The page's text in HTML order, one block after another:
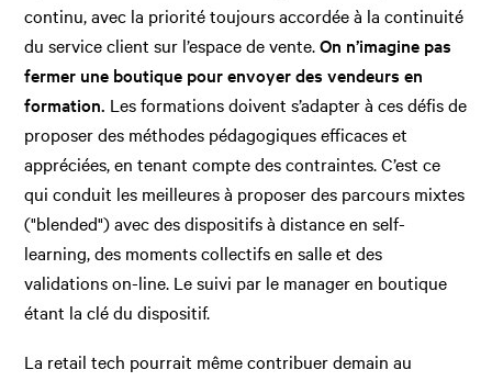
continu, avec la priorité toujours accordée à la continuité
du service client sur l’espace de vente.On n’imagine pas
fermer une boutique pour envoyer des vendeurs en
formation. Les formations doivent s’adapter à ces défis de
proposer des méthodes pédagogiques efficaces et
appréciées, en tenant compte des contraintes. C’est ce
qui conduit les meilleures à proposer des parcours mixtes
("blended") avec des dispositifs à distance en self-
learning, des moments collectifs en salle et des
validations on-line. Le suivi par le manager en boutique
étant la clé du dispositif.
La retail tech pourrait même contribuer demain au